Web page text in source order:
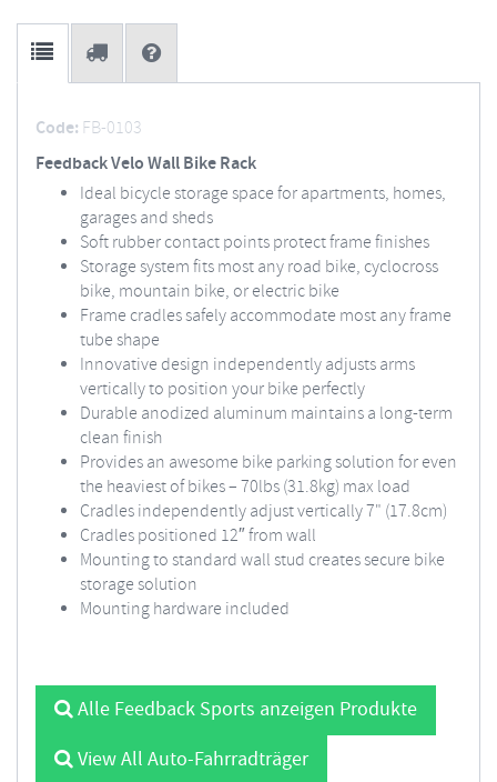
Code: FB-0103
Feedback Velo Wall Bike Rack
Ideal bicycle storage space for apartments, homes,
garages and sheds
Soft rubber contact points protect frame finishes
Storage system fits most any road bike, cyclocross
bike, mountain bike, or electric bike
Frame cradles safely accommodate most any frame
tube shape
Innovative design independently adjusts arms
vertically to position your bike perfectly
Durable anodized aluminum maintains a long-term
clean finish
Provides an awesome bike parking solution for even
the heaviest of bikes – 70lbs (31.8kg) max load
Cradles independently adjust vertically 7" (17.8cm)
Cradles positioned 12″ from wall
Mounting to standard wall stud creates secure bike
storage solution
Mounting hardware included
Alle Feedback Sports anzeigen Produkte
View All Auto-Fahrradträger